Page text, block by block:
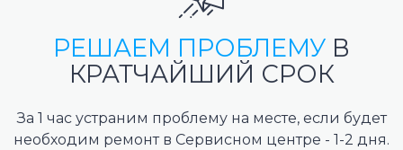
РЕШАЕМ ПРОБЛЕМУ В
КРАТЧАЙШИЙ СРОК
За 1 час устраним проблему на месте, если будет
необходим ремонт в Сервисном центре - 1-2 дня.